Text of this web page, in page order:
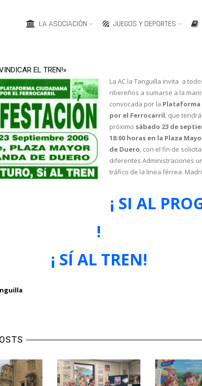
LA ASOCIACIÓN JUEGOS Y DEPORTES
EL TREN!»
La AC la Tanguilla invita a
ribereños a sumarse a la
convocada por la Plataforma
por el Ferrocarril, que
próximo sábado 23 de
18:00 horas en la Plaza
de Duero, con el fin de
diferentes Administraciones
tráfico de la linea férrea
¡ SI AL
!
¡ SÍ AL TREN!